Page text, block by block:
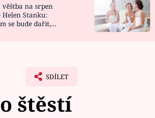
DESIGN
věštba na srpen
Helen Stanku:
se bude dařit,
SDÍLET
štěstí